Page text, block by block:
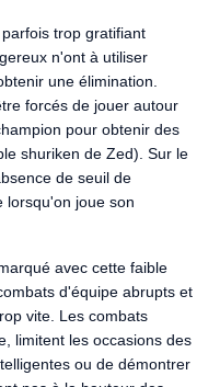
trop gratifiant
n'ont à utiliser
une élimination.
forcés de jouer autour
pour obtenir des
shuriken de Zed). Sur le
de seuil de
lorsqu'on joue son
avec cette faible
d'équipe abrupts et
vite. Les combats
limitent les occasions des
ou de démontrer